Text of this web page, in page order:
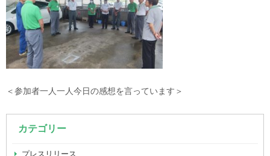
＜参加者一人一人今日の感想を言っています＞
カテゴリー
プレスリリース